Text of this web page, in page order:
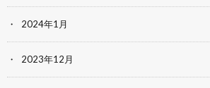
2024年1月
2023年12月